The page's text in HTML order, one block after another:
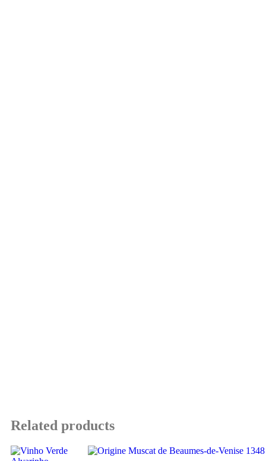
Related products